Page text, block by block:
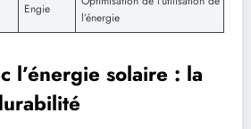
Engie
l’énergie
l’énergie solaire : la